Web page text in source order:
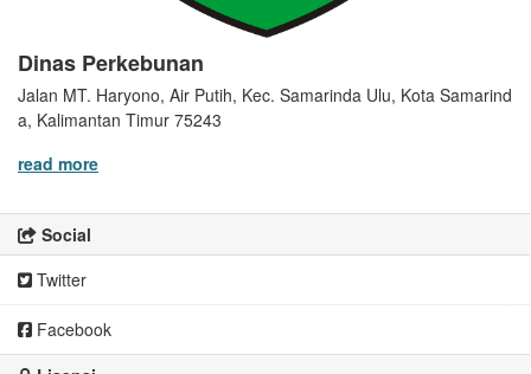
Dinas Perkebunan
Jalan MT. Haryono, Air Putih, Kec. Samarinda Ulu, Kota Samarind
a, Kalimantan Timur 75243
read more
Social
Twitter
Facebook